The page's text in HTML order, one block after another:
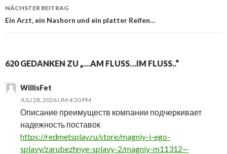
NÄCHSTER BEITRAG
Ein Arzt, ein Nashorn und ein platter Reifen…
620 GEDANKEN ZU „…AM FLUSS…IM FLUSS..“
WillisFet
JULI 28, 2026 UM 4:30 PM
Описание преимуществ компании подчеркивает
надежность поставок
https://redmetsplav.ru/store/magniy-i-ego-
splavy/zarubezhnye-splavy-2/magniy-m11312—